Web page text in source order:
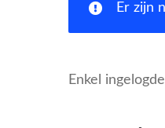
Er zijn
Enkel